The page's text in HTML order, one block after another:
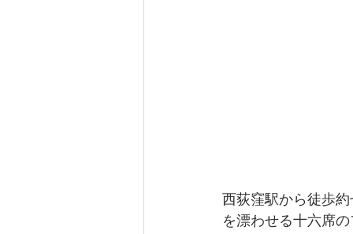
西荻窪駅から徒歩
を漂わせる十六席